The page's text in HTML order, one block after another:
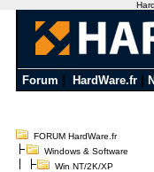
Forum HardWare.fr
FORUM HardWare.fr
Windows & Software
Win NT/2K/XP